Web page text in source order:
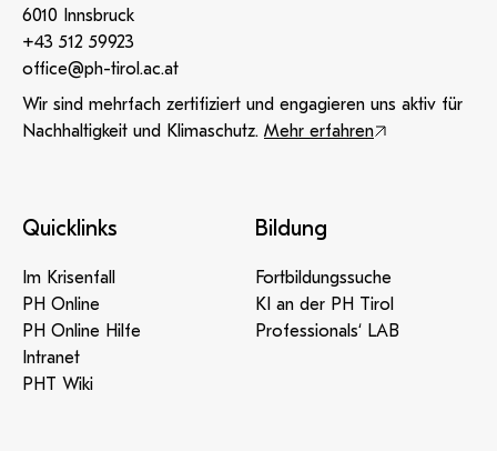
6010 Innsbruck
+43 512 59923
office@ph-tirol.ac.at
Wir sind mehrfach zertifiziert und engagieren uns aktiv für
Nachhaltigkeit und Klimaschutz. Mehr erfahren
Quicklinks
Im Krisenfall
PH Online
PH Online Hilfe
Intranet
PHT Wiki
Bildung
Fortbildungssuche
KI an der PH Tirol
Professionals‘ LAB